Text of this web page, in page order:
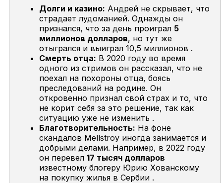
Долги и казино: Андрей не скрывает, что
страдает лудоманией. Однажды он
признался, что за день проиграл 5
миллионов долларов, но тут же
отыгрался и выиграл 10,5 миллионов .
Смерть отца: В 2020 году во время
одного из стримов он рассказал, что не
поехал на похороны отца, боясь
преследований на родине. Он
откровенно признал свой страх и то, что
не корит себя за это решение, так как
ситуацию уже не изменить .
Благотворительность: На фоне
скандалов Mellstroy иногда занимается и
добрыми делами. Например, в 2022 году
он перевел 17 тысяч долларов
известному блогеру Юрию Хованскому
на покупку жилья в Сербии .